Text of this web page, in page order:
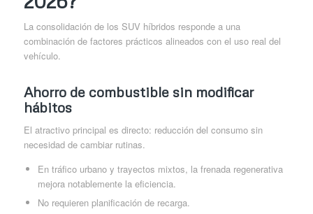
La consolidación de los SUV híbridos responde a una
combinación de factores prácticos alineados con el uso real del
vehículo.
Ahorro de combustible sin modificar
hábitos
El atractivo principal es directo: reducción del consumo sin
necesidad de cambiar rutinas.
En tráfico urbano y trayectos mixtos, la frenada regenerativa
mejora notablemente la eficiencia.
No requieren planificación de recarga.